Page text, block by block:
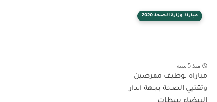
مباراة وزارة الصحة 2020
منذ 5 سنة
مباراة توظيف ممرضين
وتقنيي الصحة بجهة الدار